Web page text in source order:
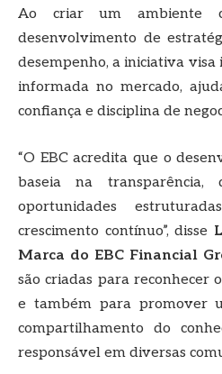
Ao criar um ambiente
desenvolvimento de
desempenho, a iniciativa
informada no mercado,
confiança e disciplina de
“O EBC acredita que o
baseia na transparência,
oportunidades
crescimento contínuo”, disse
Marca do EBC Financial
são criadas para reconhecer
e também para promover
compartilhamento do
responsável em diversas